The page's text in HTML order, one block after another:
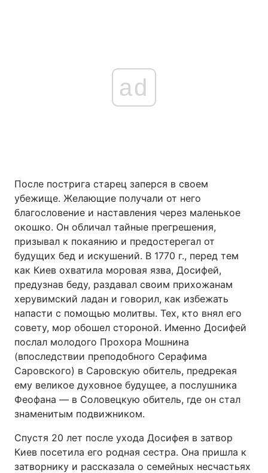
ad
После пострига старец заперся в своем
убежище. Желающие получали от него
благословение и наставления через маленькое
окошко. Он обличал тайные прегрешения,
призывал к покаянию и предостерегал от
будущих бед и искушений. В 1770 г., перед тем
как Киев охватила моровая язва, Досифей,
предузнав беду, раздавал своим прихожанам
херувимский ладан и говорил, как избежать
напасти с помощью молитвы. Тех, кто внял его
совету, мор обошел стороной. Именно Досифей
послал молодого Прохора Мошнина
(впоследствии преподобного Серафима
Саровского) в Саровскую обитель, предрекая
ему великое духовное будущее, а послушника
Феофана — в Соловецкую обитель, где он стал
знаменитым подвижником.
Спустя 20 лет после ухода Досифея в затвор
Киев посетила его родная сестра. Она пришла к
затворнику и рассказала о семейных несчастьях